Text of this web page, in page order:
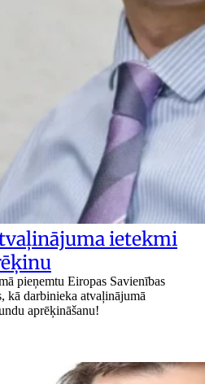
ietekmi
pieņemtu Eiropas Savienības
kā darbinieka atvaļinājumā
aprēķināšanu!